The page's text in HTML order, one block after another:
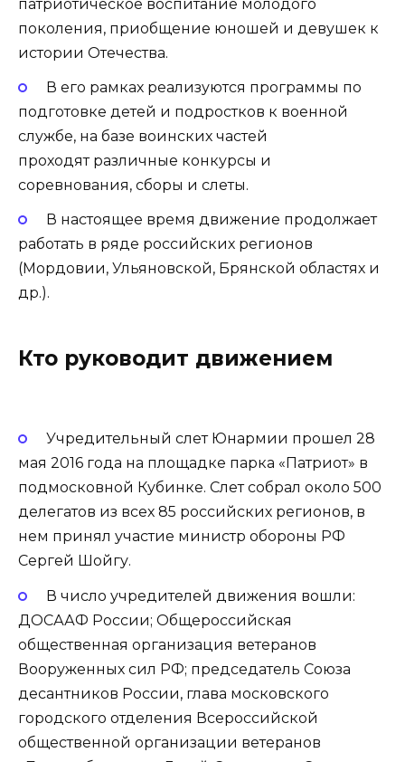
патриотическое воспитание молодого
поколения, приобщение юношей и девушек к
истории Отечества.
В его рамках реализуются программы по
подготовке детей и подростков к военной
службе, на базе воинских частей
проходят различные конкурсы и
соревнования, сборы и слеты.
В настоящее время движение продолжает
работать в ряде российских регионов
(Мордовии, Ульяновской, Брянской областях и
др.).
Кто руководит движением
Учредительный слет Юнармии прошел 28
мая 2016 года на площадке парка «Патриот» в
подмосковной Кубинке. Слет собрал около 500
делегатов из всех 85 российских регионов, в
нем принял участие министр обороны РФ
Сергей Шойгу.
В число учредителей движения вошли:
ДОСААФ России; Общероссийская
общественная организация ветеранов
Вооруженных сил РФ; председатель Союза
десантников России, глава московского
городского отделения Всероссийской
общественной организации ветеранов